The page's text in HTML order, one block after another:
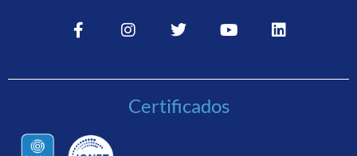
Certificados